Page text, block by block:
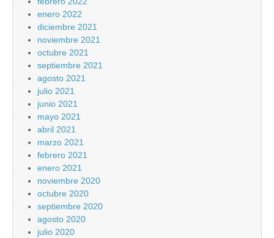
enero 2022
diciembre 2021
noviembre 2021
octubre 2021
septiembre 2021
agosto 2021
julio 2021
junio 2021
mayo 2021
abril 2021
marzo 2021
febrero 2021
enero 2021
noviembre 2020
octubre 2020
septiembre 2020
agosto 2020
julio 2020